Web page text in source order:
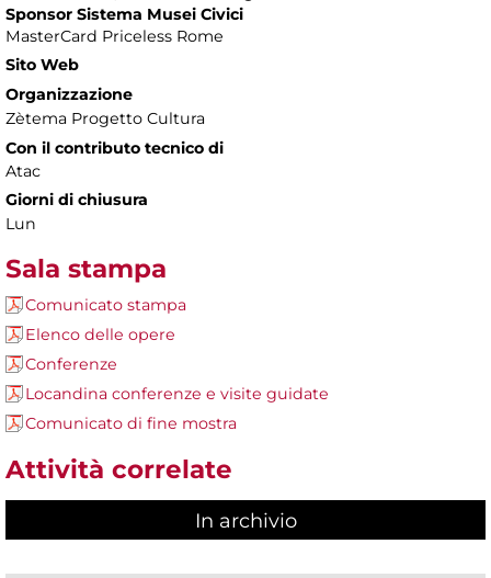
Sponsor Sistema Musei Civici
MasterCard Priceless Rome
Sito Web
Organizzazione
Zètema Progetto Cultura
Con il contributo tecnico di
Atac
Giorni di chiusura
Lun
Sala stampa
Comunicato stampa
Elenco delle opere
Conferenze
Locandina conferenze e visite guidate
Comunicato di fine mostra
Attività correlate
In archivio